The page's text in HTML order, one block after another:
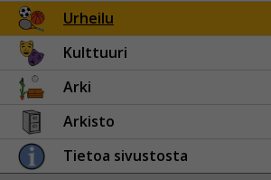
Urheilu
Kulttuuri
Arki
Arkisto
Tietoa sivustosta